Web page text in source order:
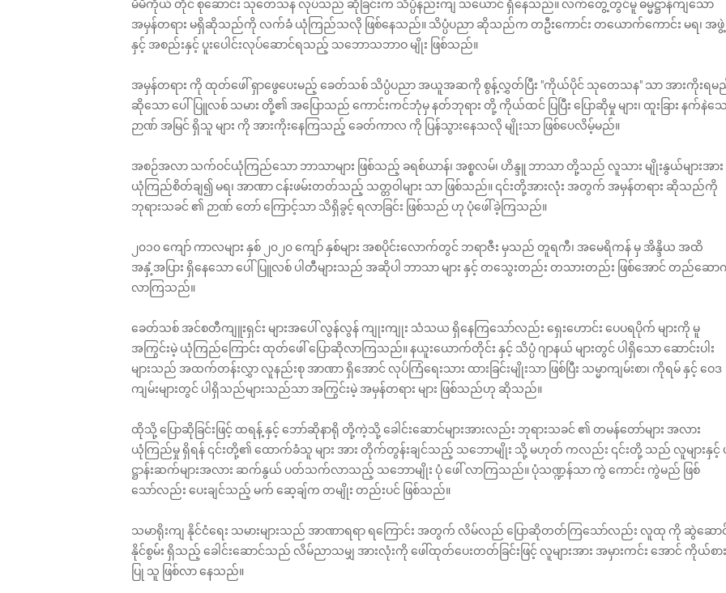
မိမိကိုယ် တိုင် စုဆောင်း သုတေသန လုပ်သည် ဆိုခြင်းက သိပ္ပံနည်းကျ သယောင် ရှိနေသည်။ လက်တွေ့တွင်မူ ဓမ္မဋ္ဌာန်ကျသော
အမှန်တရား မရှိဆိုသည်ကို လက်ခံ ယုံကြည်သလို ဖြစ်နေသည်။ သိပ္ပံပညာ ဆိုသည်က တဦးကောင်း တ‌ယောက်ကောင်း မရ၊ အဖွဲ့
နှင့် အစည်းနှင့် ပူးပေါင်းလုပ်ဆောင်ရသည့် သဘောသဘာဝ မျိုး ဖြစ်သည်။
အမှန်တရား ကို ထုတ်ဖေါ် ရှာဖွေပေးမည့် ခေတ်သစ် သိပ္ပံပညာ အယူအဆကို စွန့်လွှတ်ပြီး "ကိုယ်ပိုင် သုတေသန" သာ အားကိုးရမ
ဆိုသော ပေါ်ပြူလစ် သမား တို့၏ အပြောသည် ကောင်းကင်ဘုံမှ နတ်ဘုရား တို့ ကိုယ်ထင် ပြပြီး ပြောဆိုမှု များ၊ ထူးခြား နက်နဲသ
ဉာဏ် အမြင် ရှိသူ များ ကို အားကိုးနေကြသည့် ခေတ်ကာလ ကို ပြန်သွားနေသလို မျိုးသာ ဖြစ်ပေလိမ့်မည်။
အစဉ်အလာ သက်ဝင်ယုံကြည်သော ဘာသာများ ဖြစ်သည့် ခရစ်ယာန်၊ အစ္စလမ်၊ ဟိန္ဒူ ဘာသာ တို့သည် လူသား မျိုးနွယ်များအား
ယုံကြည်စိတ်ချ၍ မရ၊ အာဏာ ငန်းဖမ်း‌တတ်သည့် သတ္တဝါများ သာ ဖြစ်သည်။ ၎င်းတို့အားလုံး အတွက် အမှန်တရား ဆိုသည်ကို
ဘုရားသခင် ၏ ဉာဏ်‌ တော် ကြောင့်သာ သိရှိခွင့် ရလာခြင်း ဖြစ်သည် ဟု ပုံဖေါ်ခဲ့ကြသည်။
၂၀၁၀ ကျော် ကာလများ နှစ် ၂၀၂၀ ကျော် နှစ်များ အစပိုင်းလောက်တွင် ဘရာဇီး မှသည် တူရကီ၊ အမေရိကန် မှ အိန္ဒိယ အထိ
အနှံ့အပြား ရှိနေသော ပေါ်ပြူလစ် ပါတီများသည် အဆိုပါ ဘာသာ များ နှင့် တသွေးတည်း တသားတည်း ဖြစ်အောင် တည်ဆေ
လာကြသည်။
ခေတ်သစ် အင်စတီကျူးရှင်း များအပေါ် လွန်လွန် ကျုးကျုး သံသယ ရှိနေကြသော်လည်း ရှေးဟောင်း ပေပရပိုက် များကို မူ
အကြွင်းမဲ့ ယုံကြည်ကြောင်း ထုတ်ဖေါ် ‌ပြောဆိုလာကြသည်။ နယူးယောက်တိုင်း နှင့် သိပ္ပံ ဂျာနယ် များတွင် ပါရှိသော ဆောင်းပါး
များသည် အထက်တန်းလွှာ လူနည်းစု အာဏာ ရှိအောင် လုပ်ကြံရေးသား ထားခြင်းမျိုးသာ ဖြစ်ပြီး သမ္မာကျမ်းစာ၊ ကိုရမ် နှင့် ဝေဒ
ကျမ်းများတွင် ပါရှိသည်များသည်သာ အကြွင်းမဲ့ အမှန်တရား များ ဖြစ်သည်ဟု ဆိုသည်။
ထိုသို့ ပြောဆိုခြင်းဖြင့် ထရန့် နှင့် ဘော်ဆိုနာရို တို့ကဲ့သို့ ခေါင်းဆောင်များအားလည်း ဘုရားသခင် ၏ တမန်တော်များ အလား
ယုံကြည်မှု ရှိရန် ‌၎င်းတို့၏ ထောက်ခံသူ များ အား တိုက်တွန်းချင်သည့် သဘောမျိုး သို့ မဟုတ် ကလည်း ၎င်းတို့ သည် လူများနှင့်
ဋ္ဌာန်းဆက်များအလား ဆက်နွယ် ပတ်သက်လာသည့် သဘောမျိုး ပုံ ဖေါ် လာကြသည်။ ပုံသဏ္ဍန်သာ ကွဲ ကောင်း ကွဲမည် ဖြစ်
သော်လည်း ပေးချင်သည့် မက်‌‌ ဆေ့ချ်က တမျိုး တည်းပင် ဖြစ်သည်။
သမာရိုးကျ နိုင်ငံရေး သမားများသည် အာဏာရရာ ရကြောင်း အတွက် လိမ်လည် ပြောဆိုတတ်ကြသော်လည်း လူထု ကို ဆွဲဆော
နိုင်စွမ်း ရှိသည့် ခေါင်းဆောင်သည် လိမ်ညာသမျှ အားလုံးကို ဖေါ်ထုတ်ပေးတတ်ခြင်းဖြင့် လူများအား အမှားကင်း အောင် ကိုယ်စား
ပြု သူ ဖြစ်လာ နေသည်။